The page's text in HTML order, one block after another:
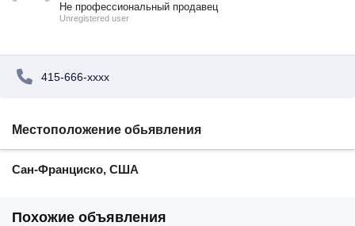
Не профессиональный продавец
Unregistered user
415-666-xxxx
Местоположение обьявления
Сан-Франциско, США
Похожие объявления